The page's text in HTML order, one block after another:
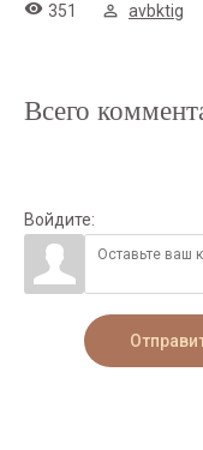
351 avbktig
Всего
Войдите: